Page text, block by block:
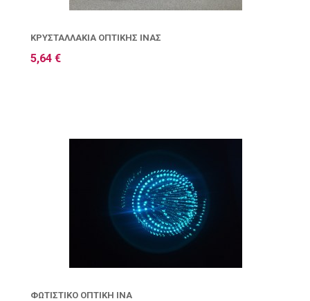
ΚΡΥΣΤΑΛΛΆΚΙΑ ΟΠΤΙΚΉΣ ΊΝΑΣ
5,64 €
ΦΩΤΙΣΤΙΚΌ ΟΠΤΙΚΉ ΊΝΑ